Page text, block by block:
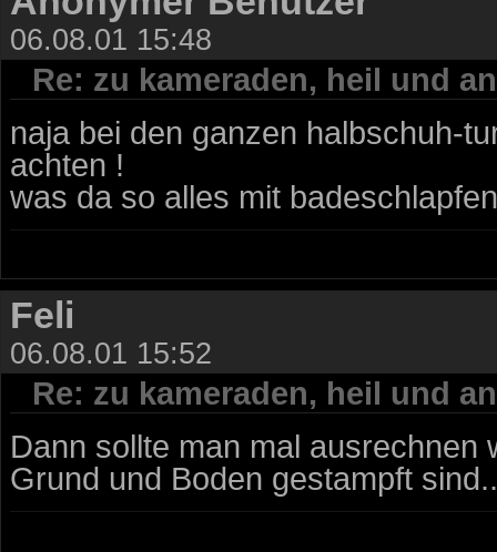
06.08.01 15:48
Re: zu kameraden, heil und
naja bei den ganzen halbschuh-
achten !
was da so alles mit
Feli
06.08.01 15:52
Re: zu kameraden, heil und
Dann sollte man mal ausrechnen
Grund und Boden gestampft